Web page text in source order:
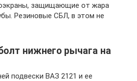
защищающие от жара
Резиновые СБЛ, в этом не
нижнего рычага на
подвески ВАЗ 2121 и ее